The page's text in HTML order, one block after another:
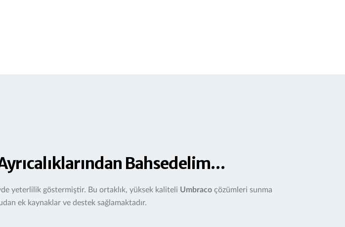
Bahsedelim…
yeterlilik göstermiştir. Bu ortaklık, yüksek kaliteli Umbraco çözümleri sunma
ek kaynaklar ve destek sağlamaktadır.